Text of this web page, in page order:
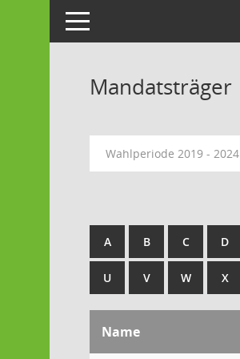
Toggle navigation
Mandatsträger
Wahlperiode 2019 - 2024
A B C D
U V W X
Name